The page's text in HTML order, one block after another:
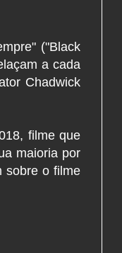
("Black
a cada
Chadwick
filme que
maioria por
sobre o filme